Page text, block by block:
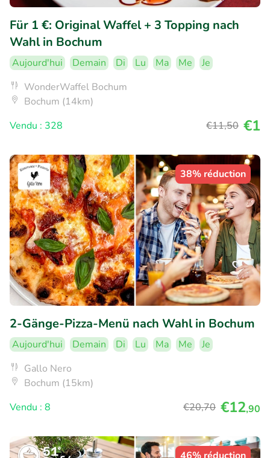
Für 1 €: Original Waffel + 3 Topping nach
Wahl in Bochum
Aujourd'hui Demain Di Lu Ma Me
Je
WonderWaffel Bochum
Bochum (14km)
Vendu : 328
€11,50 €1
38% réduction
2-Gänge-Pizza-Menü nach Wahl in Bochum
Aujourd'hui Demain Di Lu Ma Me
Je
Gallo Nero
Bochum (15km)
Vendu : 8
€20,70 €12,90
46% réduction